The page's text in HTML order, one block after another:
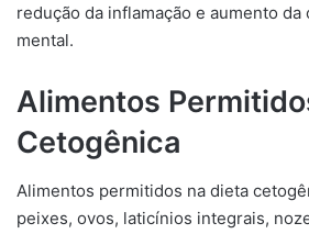
redução da inflamação e aumento
mental.
Alimentos
Cetogênica
Alimentos permitidos na dieta
peixes, ovos, laticínios integrais,